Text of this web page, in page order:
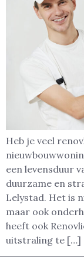
Heb je veel
een levensduur
duurzame en
Lelystad. Het is
maar ook
heeft ook
uitstraling te […]